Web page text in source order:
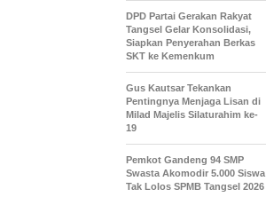
DPD Partai Gerakan Rakyat
Tangsel Gelar Konsolidasi,
Siapkan Penyerahan Berkas
SKT ke Kemenkum
Gus Kautsar Tekankan
Pentingnya Menjaga Lisan di
Milad Majelis Silaturahim ke-
19
Pemkot Gandeng 94 SMP
Swasta Akomodir 5.000 Siswa
Tak Lolos SPMB Tangsel 2026